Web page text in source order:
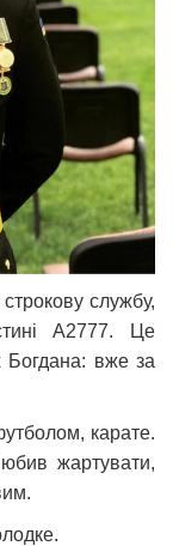
службу,
А2777. Це
Богдана: вже за
карате.
жартувати,